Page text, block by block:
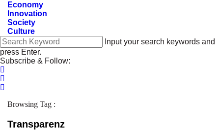
Economy
Innovation
Society
Culture
Input your search keywords and
press Enter.
Subscribe & Follow:
Browsing Tag :
Transparenz